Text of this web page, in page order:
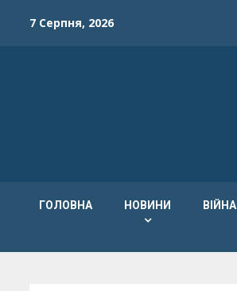
7 Серпня, 2026
ГОЛОВНА НОВИНИ ВІЙНА